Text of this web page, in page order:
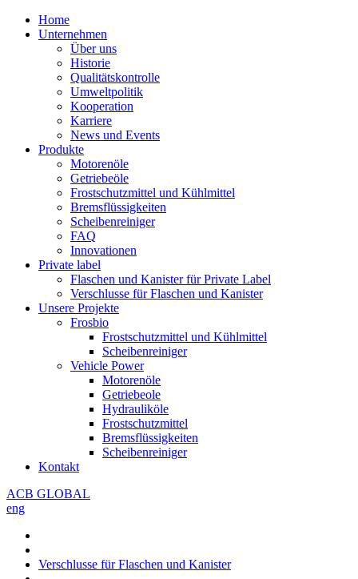
Home
Unternehmen
Über uns
Historie
Qualitätskontrolle
Umweltpolitik
Kooperation
Karriere
News und Events
Produkte
Motorenöle
Getriebeöle
Frostschutzmittel und Kühlmittel
Bremsflüssigkeiten
Scheibenreiniger
FAQ
Innovationen
Private label
Flaschen und Kanister für Private Label
Verschlusse für Flaschen und Kanister
Unsere Projekte
Frosbio
Frostschutzmittel und Kühlmittel
Scheibenreiniger
Vehicle Power
Motorenöle
Getriebeole
Hydrauliköle
Frostschutzmittel
Bremsflüssigkeiten
Scheibenreiniger
Kontakt
ACB GLOBAL
eng
Verschlusse für Flaschen und Kanister